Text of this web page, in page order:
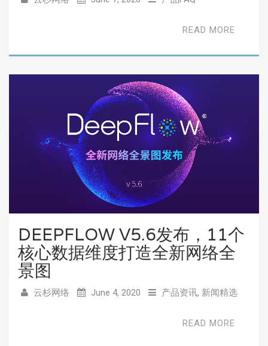
READ MORE
DEEPFLOW V5.6发布，11个
核心数据维度打造全新网络全
景图
云杉网络 June 4, 2020 产品资讯, 新闻精选
READ MORE